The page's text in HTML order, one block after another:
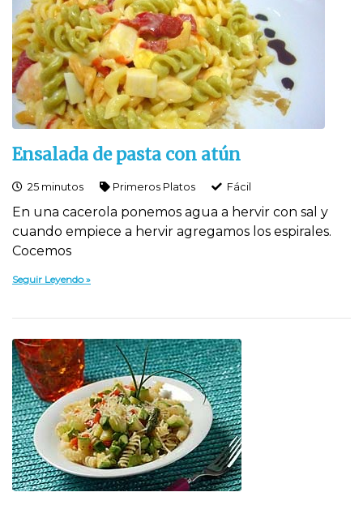
Ensalada de pasta con atún
25 minutos Primeros Platos Fácil
En una cacerola ponemos agua a hervir con sal y
cuando empiece a hervir agregamos los espirales.
Cocemos
Seguir Leyendo